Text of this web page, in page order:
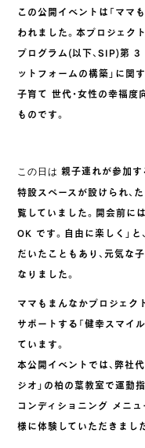
この公開イベントは「ママ
われました。本プロジェク
プログラム(以下、SIP)第 3
ットフォームの構築」に関
子育て 世代・女性の幸福
ものです。
この日は親子連れが参加す
特設スペースが設けられ、
覧していました。開会前に
OK です。自由に楽しく」
だいたこともあり、元気な
なりました。
ママもまんなかプロジェク
サポートする「健幸スマイ
ています。
本公開イベントでは、弊社
ジオ」の柏の葉教室で運動
コンディショニング メニ
様に体験していただきました